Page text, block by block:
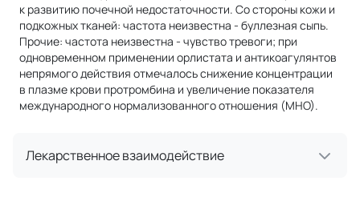
к развитию почечной недостаточности. Со стороны кожи и
подкожных тканей: частота неизвестна - буллезная сыпь.
Прочие: частота неизвестна - чувство тревоги; при
одновременном применении орлистата и антикоагулянтов
непрямого действия отмечалось снижение концентрации
в плазме крови протромбина и увеличение показателя
международного нормализованного отношения (МНО).
Лекарственное взаимодействие